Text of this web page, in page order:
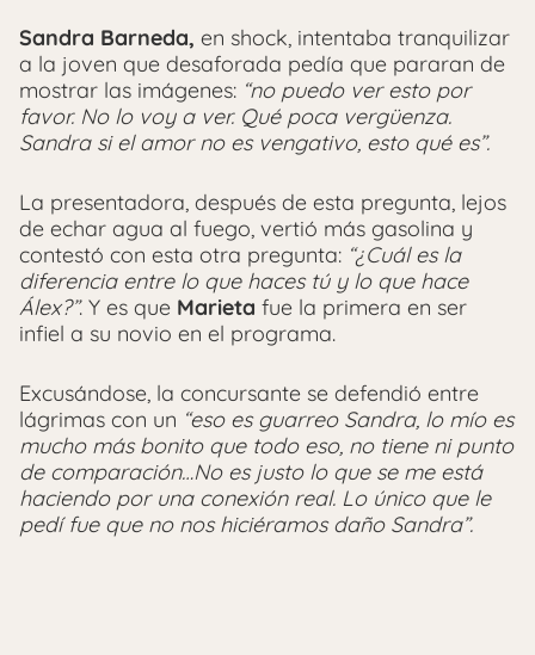
Sandra Barneda, en shock, intentaba tranquilizar
a la joven que desaforada pedía que pararan de
mostrar las imágenes: “no puedo ver esto por
favor. No lo voy a ver. Qué poca vergüenza.
Sandra si el amor no es vengativo, esto qué es”.
La presentadora, después de esta pregunta, lejos
de echar agua al fuego, vertió más gasolina y
contestó con esta otra pregunta: “¿Cuál es la
diferencia entre lo que haces tú y lo que hace
Álex?”. Y es que Marieta fue la primera en ser
infiel a su novio en el programa.
Excusándose, la concursante se defendió entre
lágrimas con un “eso es guarreo Sandra, lo mío es
mucho más bonito que todo eso, no tiene ni punto
de comparación…No es justo lo que se me está
haciendo por una conexión real. Lo único que le
pedí fue que no nos hiciéramos daño Sandra”.